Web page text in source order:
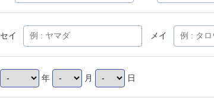
セイ メイ
年 月 日